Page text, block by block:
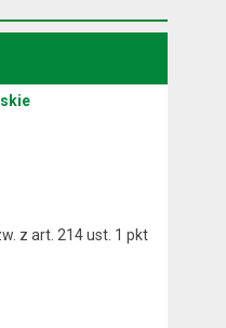
z art. 214 ust. 1 pkt